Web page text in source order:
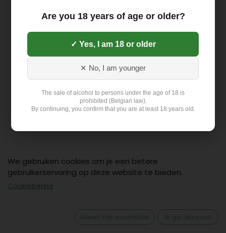
Contact
hello@flex-delivery.be
We gebruiken cookies om je een betere
gebruikerservaring op deze website te bieden.
Cookiebeleid
Alleen het essentiële Ik ga akkoord
Are you 18 years of age or older?
✓ Yes, I am 18 or older
✕ No, I am younger
The sale of alcohol to persons under the age of 18 is
prohibited (Belgian law).
By continuing, you confirm that you are at least 18 years old.